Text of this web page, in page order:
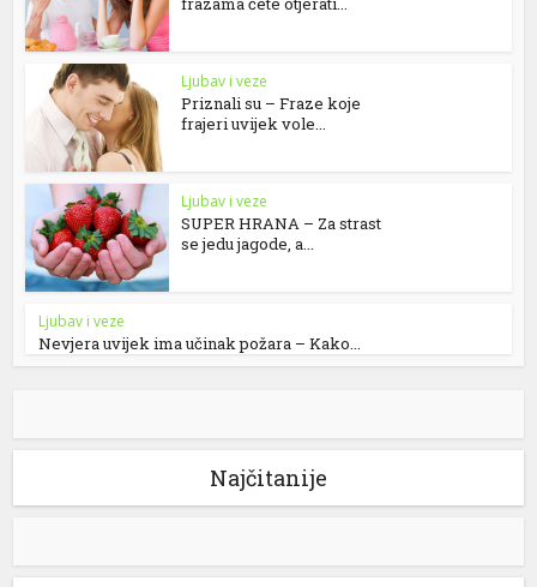
Ljubav i veze
Priznali su – Fraze koje
frajeri uvijek vole...
Ljubav i veze
SUPER HRANA – Za strast
se jedu jagode, a...
Ljubav i veze
Nevjera uvijek ima učinak požara – Kako...
Najčitanije